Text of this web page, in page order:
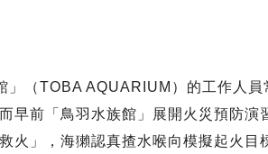
」（TOBA AQUARIUM）的工作人員
早前「鳥羽水族館」展開火災預防演
火」，海獺認真揸水喉向模擬起火目